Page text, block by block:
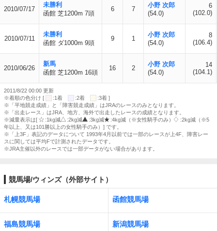
2010/07/17
未勝利
函館 芝1200m 7頭
6 7
小野 次郎
(54.0)
6
(102.0)
2010/07/11
未勝利
函館 ダ1000m 9頭
9 1
小野 次郎
(54.0)
8
(106.4)
2010/06/26
新馬
函館 芝1200m 16頭
16 2
小野 次郎
(54.0)
14
(104.1)
2011/8/22 00:00 更新
※着順の色分け [
:1着 :2着
:3着 ]
※「平地競走成績」と「障害競走成績」はJRAのレースのみとなります。
※「出走レース」はJRA、地方、海外で出走したレースの成績となります。
※減量表示は[
:1kg減 :2kg減 :3kg減 :4kg減（※女性騎手のみ）
:2kg減（※5
年以上、又は101勝以上の女性騎手のみ）] です。
※「上3F」表記のデータについて 1993年4月以前では一部のレースが上4F、障害レー
スに関しては平均Fで計測されたデータです。
※JRA主催以外のレースでは一部データがない場合があります。
競馬場/ウィンズ（外部サイト）
札幌競馬場 函館競馬場
福島競馬場 新潟競馬場